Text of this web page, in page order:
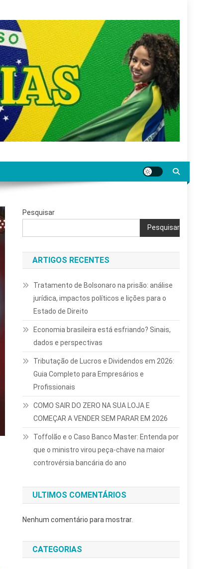
Pesquisar
Pesquisar
ARTIGOS RECENTES
Tratamento de Bolsonaro na prisão: análise
jurídica, impactos políticos e lições para o
Estado de Direito
Economia brasileira está esfriando? Sinais,
dados e perspectivas
Tributação de Lucros e Dividendos em 2026:
Guia Completo para Empresários e
Profissionais
COMO SAIR DO ZERO NA SUA LOJA E
COMEÇAR A VENDER SEM PARAR EM 2026
Toffolão e o Caso Banco Master: Entenda por
que o ministro virou peça-chave na maior
controvérsia bancária do ano
ULTIMOS COMENTÁRIOS
Nenhum comentário para mostrar.
CATEGORIAS